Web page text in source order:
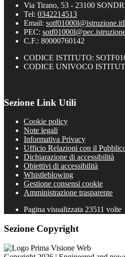
Via Tirano, 53 - 23100
Tel: 0342214513
Email: sotf01000l@istruzione.it
PEC:
C.F.: 80000760142
CODICE ISTITUTO:
CODICE UNIVOCO
Sezione Link Utili
Cookie policy
Note legali
Informativa Privacy
Ufficio Relazioni con il
Dichiarazione di accessibilità
Obiettivi di accessibilità
Whistleblowing
Gestione consensi cookie
Amministrazione trasparente
Pagina visualizzata 23511 volte
Sezione Copyright